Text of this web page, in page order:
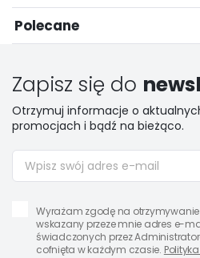
Polecane
Zapisz się do
Otrzymuj informacje o
promocjach i bądź na bieżąco.
Wyrażam zgodę na
wskazany przeze mnie adres e-
świadczonych przez
cofnięta w każdym czasie.